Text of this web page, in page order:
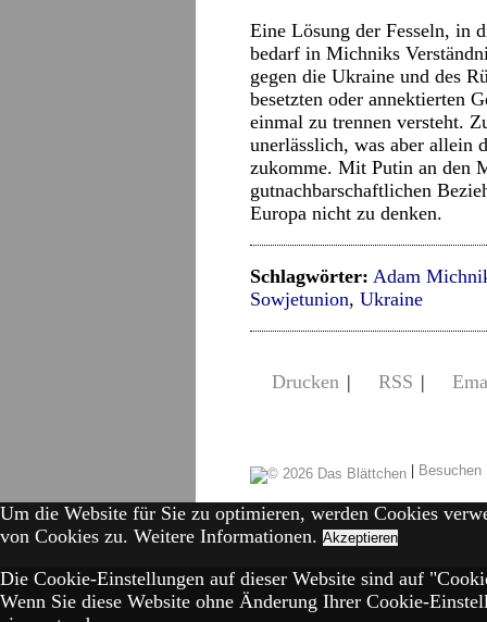
Eine Lösung der Fesseln, in
bedarf in Michniks
gegen die Ukraine und des
besetzten oder annektierten
einmal zu trennen versteht.
unerlässlich, was aber allein
zukomme. Mit Putin an den
gutnachbarschaftlichen
Europa nicht zu denken.
Schlagwörter: Adam
Sowjetunion, Ukraine
Drucken | RSS |
|
Um die Website für Sie zu optimieren, werden Cookies
von Cookies zu. Weitere Informationen. Akzeptieren
Die Cookie-Einstellungen auf dieser Website sind auf
Wenn Sie diese Website ohne Änderung Ihrer Cookie-